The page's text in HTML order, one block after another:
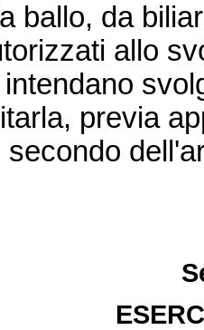
da
allo
previa